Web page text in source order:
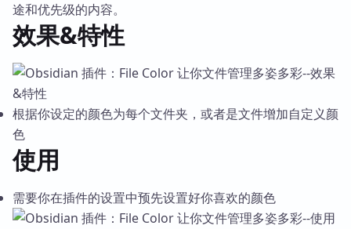
途和优先级的内容。
效果&特性
根据你设定的颜色为每个文件夹，或者是文件增加自定义颜
色
使用
需要你在插件的设置中预先设置好你喜欢的颜色